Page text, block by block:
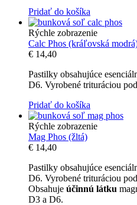
Pridať do košíka
Rýchle zobrazenie
Calc Phos (kráľovská
€ 14,40
Pastilky obsahujúce
D6. Vyrobené trituráciou
Pridať do košíka
Rýchle zobrazenie
Mag Phos (žltá)
€ 14,40
Pastilky obsahujúce
D6. Vyrobené trituráciou
Obsahuje účinnú látku
D3 a D6.